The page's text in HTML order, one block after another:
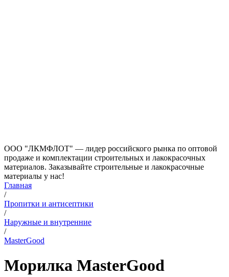
ООО "ЛКМФЛОТ" — лидер российского рынка по оптовой
продаже и комплектации строительных и лакокрасочных
материалов. Заказывайте строительные и лакокрасочные
материалы у нас!
Главная
/
Пропитки и антисептики
/
Наружные и внутренние
/
MasterGood
Морилка MasterGood